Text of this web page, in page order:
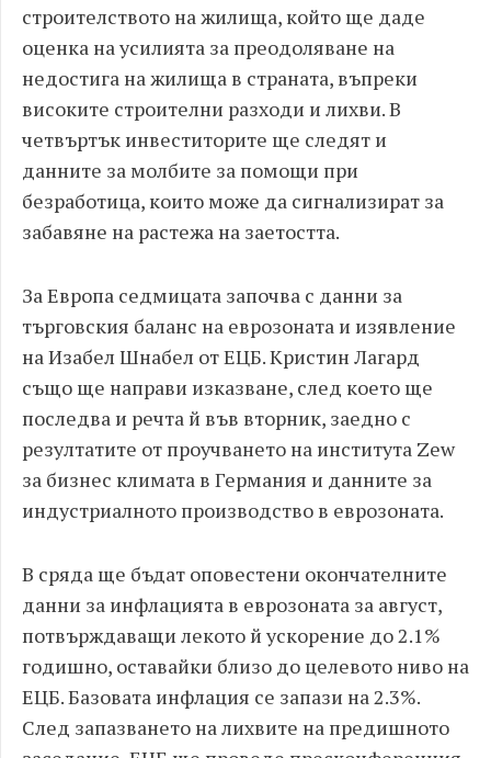
строителството на жилища, който ще даде
оценка на усилията за преодоляване на
недостига на жилища в страната, въпреки
високите строителни разходи и лихви. В
четвъртък инвеститорите ще следят и
данните за молбите за помощи при
безработица, които може да сигнализират за
забавяне на растежа на заетостта.
За Европа седмицата започва с данни за
търговския баланс на еврозоната и изявление
на Изабел Шнабел от ЕЦБ. Кристин Лагард
също ще направи изказване, след което ще
последва и речта й във вторник, заедно с
резултатите от проучването на института Zew
за бизнес климата в Германия и данните за
индустриалното производство в еврозоната.
В сряда ще бъдат оповестени окончателните
данни за инфлацията в еврозоната за август,
потвърждаващи лекото й ускорение до 2.1%
годишно, оставайки близо до целевото ниво на
ЕЦБ. Базовата инфлация се запази на 2.3%.
След запазването на лихвите на предишното